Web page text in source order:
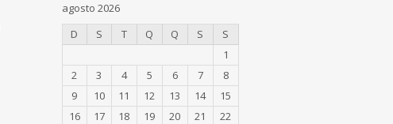
agosto 2026
D
S T Q Q S
S
1
2
3 4 5 6 7
8
9
10 11 12 13 14
15
16
17 18 19 20 21
22